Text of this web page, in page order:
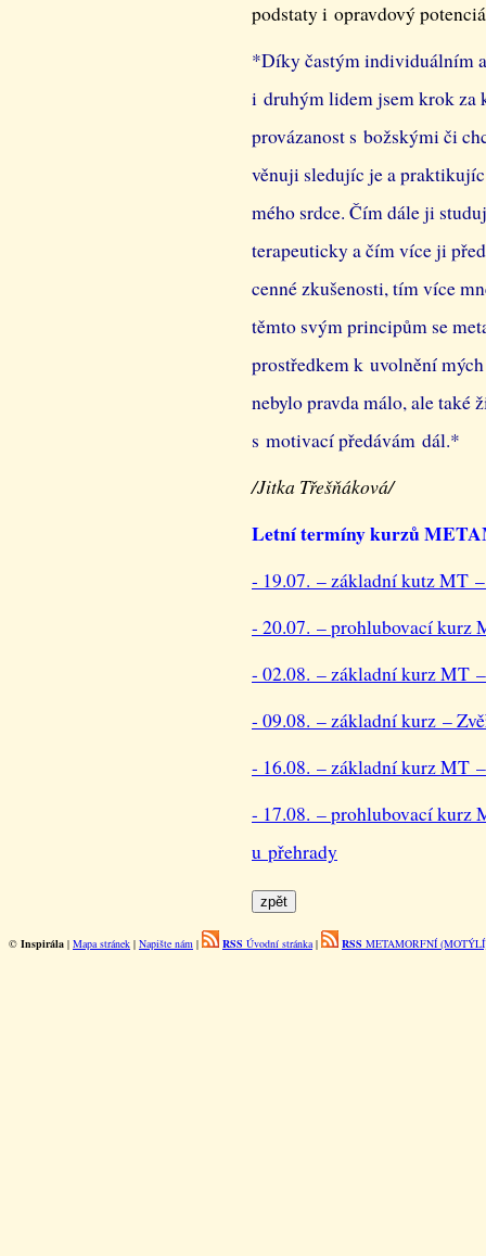
podstaty i opravdový
*Díky častým individuálním
i druhým lidem jsem krok za
provázanost s božskými či
věnuji sledujíc je a
mého srdce. Čím dále ji
terapeuticky a čím více ji
cenné zkušenosti, tím více
těmto svým principům se
prostředkem k uvolnění
nebylo pravda málo, ale také
s motivací předávám dál.*
/Jitka Třešňáková/
Letní termíny kurzů
- 19.07. – základní kutz MT
- 20.07. – prohlubovací
- 02.08. – základní kurz MT
- 09.08. – základní kurz –
- 16.08. – základní kurz MT
- 17.08. – prohlubovací
u přehrady
© Inspirála | Mapa stránek | Napište nám | RSS Úvodní stránka| RSS METAMORFNÍ